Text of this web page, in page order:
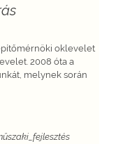
oklevelet
2008 óta a
melynek során